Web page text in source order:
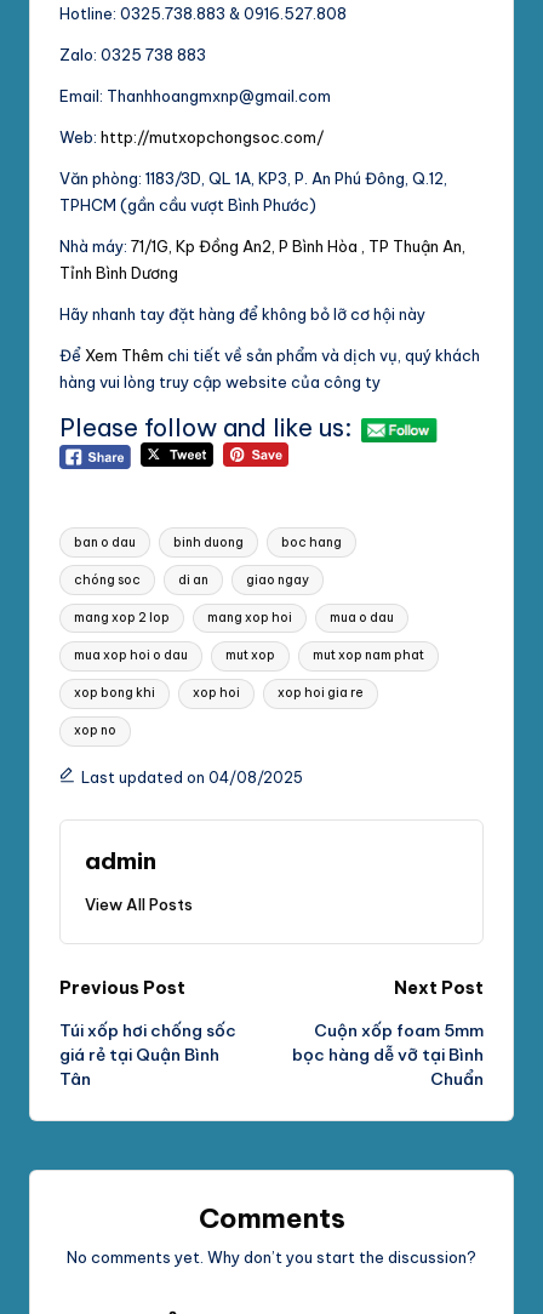
Hotline: 0325.738.883 & 0916.527.808
Zalo: 0325 738 883
Email: Thanhhoangmxnp@gmail.com
Web: http://mutxopchongsoc.com/
Văn phòng: 1183/3D, QL 1A, KP3, P. An Phú Đông, Q.12,
TPHCM (gần cầu vượt Bình Phước)
Nhà máy: 71/1G, Kp Đồng An2, P Bình Hòa , TP Thuận An,
Tỉnh Bình Dương
Hãy nhanh tay đặt hàng để không bỏ lỡ cơ hội này
Để Xem Thêm chi tiết về sản phẩm và dịch vụ, quý khách
hàng vui lòng truy cập website của công ty
Please follow and like us:
Tags:
ban o dau binh duong boc hang
chóng soc di an giao ngay
mang xop 2 lop mang xop hoi mua o dau
mua xop hoi o dau mut xop mut xop nam phat
xop bong khi xop hoi xop hoi gia re
xop no
Last updated on 04/08/2025
admin
View All Posts
Post
navigation
Previous Post
Túi xốp hơi chống sốc
giá rẻ tại Quận Bình
Tân
Next Post
Cuộn xốp foam 5mm
bọc hàng dễ vỡ tại Bình
Chuẩn
Comments
No comments yet. Why don’t you start the discussion?